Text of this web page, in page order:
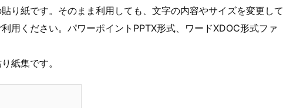
り紙です。そのまま利用しても、文字の内容やサイズを変更して
用ください。パワーポイントPPTX形式、ワードXDOC形式ファ
紙集です。